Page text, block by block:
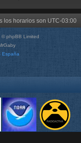
los horarios son UTC-03:00
© phpBB Limited
España